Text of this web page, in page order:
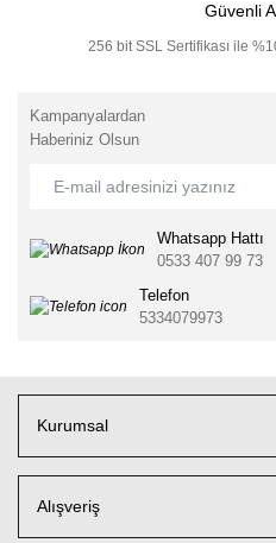
Güvenli
256 bit SSL Sertifikası ile
Kampanyalardan
Haberiniz Olsun
Whatsapp Hattı
0533 407 99 73
Telefon
5334079973
Kurumsal
Alışveriş